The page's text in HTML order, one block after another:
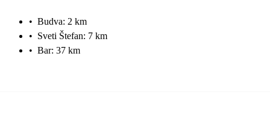
• Budva: 2 km
• Sveti Štefan: 7 km
• Bar: 37 km